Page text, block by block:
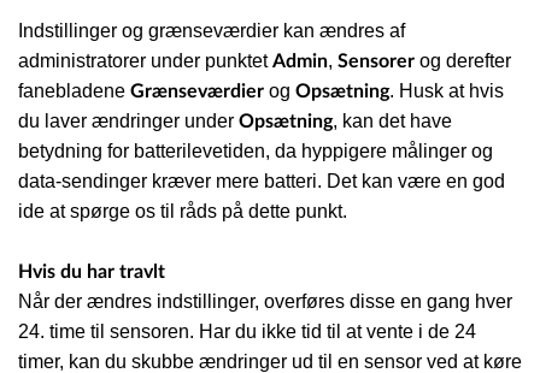
Indstillinger og grænseværdier kan ændres af
administratorer under punktetAdmin, Sensorer og derefter
fanebladene Grænseværdier og Opsætning. Husk at hvis
du laver ændringer under Opsætning, kan det have
betydning for batterilevetiden, da hyppigere målinger og
data-sendinger kræver mere batteri. Det kan være en god
ide at spørge os til råds på dette punkt.
Hvis du har travlt
Når der ændres indstillinger, overføres disse en gang hver
24. time til sensoren. Har du ikke tid til at vente i de 24
timer, kan du skubbe ændringer ud til en sensor ved at køre